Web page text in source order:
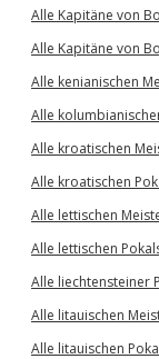
Alle Kapitäne von
Alle Kapitäne von
Alle kenianischen
Alle
Alle kroatischen
Alle kroatischen
Alle lettischen
Alle lettischen
Alle liechtensteiner
Alle litauischen
Alle litauischen